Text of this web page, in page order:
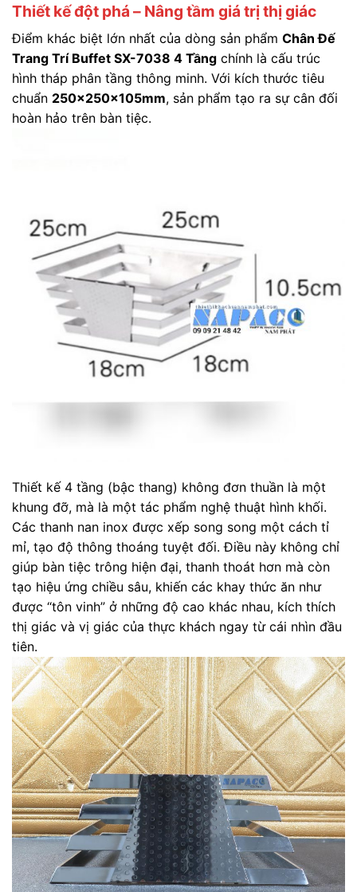
Thiết kế đột phá – Nâng tầm giá trị thị giác
Điểm khác biệt lớn nhất của dòng sản phẩm Chân Đế
Trang Trí Buffet SX-7038 4 Tầng chính là cấu trúc
hình tháp phân tầng thông minh. Với kích thước tiêu
chuẩn 250x250x105mm, sản phẩm tạo ra sự cân đối
hoàn hảo trên bàn tiệc.
Thiết kế 4 tầng (bậc thang) không đơn thuần là một
khung đỡ, mà là một tác phẩm nghệ thuật hình khối.
Các thanh nan inox được xếp song song một cách tỉ
mỉ, tạo độ thông thoáng tuyệt đối. Điều này không chỉ
giúp bàn tiệc trông hiện đại, thanh thoát hơn mà còn
tạo hiệu ứng chiều sâu, khiến các khay thức ăn như
được “tôn vinh” ở những độ cao khác nhau, kích thích
thị giác và vị giác của thực khách ngay từ cái nhìn đầu
tiên.